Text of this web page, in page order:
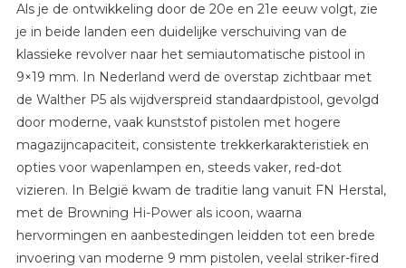
Als je de ontwikkeling door de 20e en 21e eeuw volgt, zie
je in beide landen een duidelijke verschuiving van de
klassieke revolver naar het semiautomatische pistool in
9×19 mm. In Nederland werd de overstap zichtbaar met
de Walther P5 als wijdverspreid standaardpistool, gevolgd
door moderne, vaak kunststof pistolen met hogere
magazijncapaciteit, consistente trekkerkarakteristiek en
opties voor wapenlampen en, steeds vaker, red-dot
vizieren. In België kwam de traditie lang vanuit FN Herstal,
met de Browning Hi-Power als icoon, waarna
hervormingen en aanbestedingen leidden tot een brede
invoering van moderne 9 mm pistolen, veelal striker-fired